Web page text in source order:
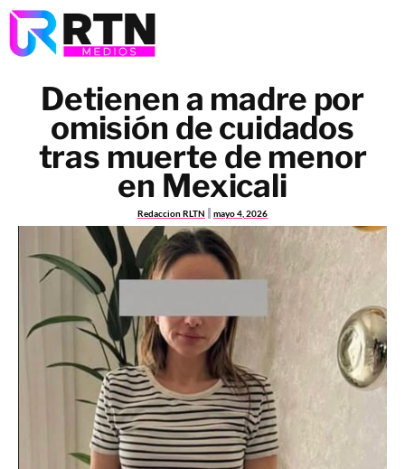
Detienen a madre por
omisión de cuidados
tras muerte de menor
en Mexicali
Redaccion RLTN mayo 4, 2026